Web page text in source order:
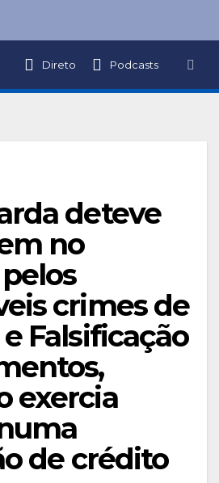
Direto Podcasts
deteve
no
crimes de
Falsificação
exercia
de crédito